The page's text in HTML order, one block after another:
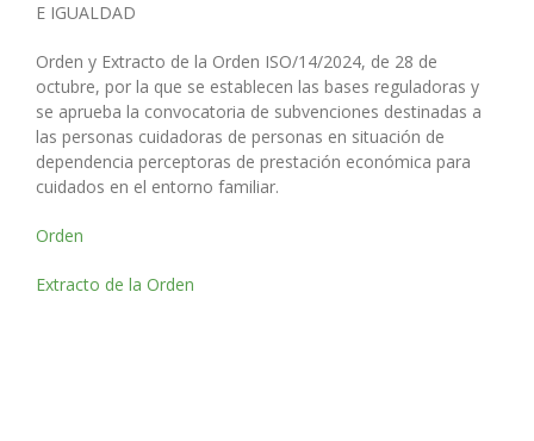
E IGUALDAD
Orden y Extracto de la Orden ISO/14/2024, de 28 de
octubre, por la que se establecen las bases reguladoras y
se aprueba la convocatoria de subvenciones destinadas a
las personas cuidadoras de personas en situación de
dependencia perceptoras de prestación económica para
cuidados en el entorno familiar.
Orden
Extracto de la Orden